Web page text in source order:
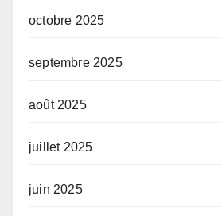
octobre 2025
septembre 2025
août 2025
juillet 2025
juin 2025